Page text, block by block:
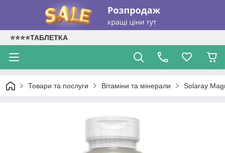
⭐⭐⭐⭐ТАБЛЕТКА
Товари та послуги Вітаміни та мінерали Solaray